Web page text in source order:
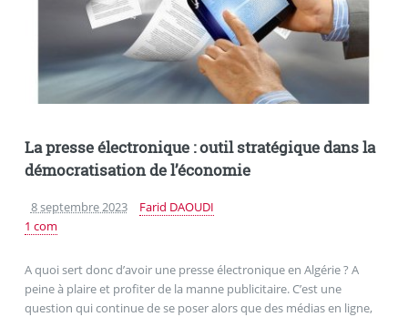
La presse électronique : outil stratégique dans la
démocratisation de l’économie
8 septembre 2023
Farid DAOUDI
1 com
A quoi sert donc d’avoir une presse électronique en Algérie ? A
peine à plaire et profiter de la manne publicitaire. C’est une
question qui continue de se poser alors que des médias en ligne,